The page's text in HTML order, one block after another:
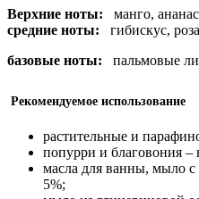
Верхние ноты:
манго,
средние ноты:
гибискус,
базовые ноты: пальмовые
Рекомендуемое использование
растительные и
попурри и благовония –
масла для ванны, мыло с
5%;